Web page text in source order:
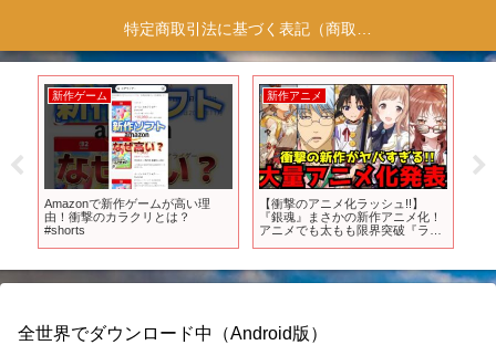
特定商取引法に基づく表記（商取引に関する開示）
新作ゲーム
Amazonで新作ゲームが高い理
由！衝撃のカラクリとは？
#shorts
新作アニメ
【衝撃のアニメ化ラッシュ!!】
『銀魂』まさかの新作アニメ化！
アニメでも太もも限界突破『ライ
上手の若君』【100カノ、シャニ
マス、好きめが】
全世界でダウンロード中（Android版）